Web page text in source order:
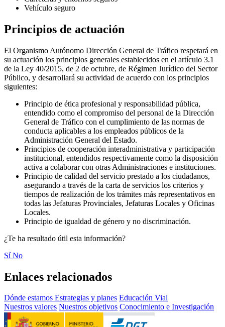
Vehículo seguro
Principios de actuación
El Organismo Autónomo Dirección General de Tráfico respetará en
su actuación los principios generales establecidos en el artículo 3.1
de la Ley 40/2015, de 2 de octubre, de Régimen Jurídico del Sector
Público, y desarrollará su actividad de acuerdo con los principios
siguientes:
Principio de ética profesional y responsabilidad pública,
entendido como el compromiso del personal de la Dirección
General de Tráfico con el cumplimiento de las normas de
conducta aplicables a los empleados públicos de la
Administración General del Estado.
Principios de cooperación interadministrativa y participación
institucional, entendidos respectivamente como la disposición
activa a colaborar con otras Administraciones e instituciones.
Principio de calidad del servicio prestado a los ciudadanos,
asegurando a través de la carta de servicios los criterios y
tiempos de realización de los trámites más representativos en
todas las Jefaturas Provinciales, Jefaturas Locales y Oficinas
Locales.
Principio de igualdad de género y no discriminación.
¿Te ha resultado útil esta información?
SíNo
Enlaces relacionados
Dónde estamos Estrategias y planes Educación Vial
Nuestros valores Nuestros objetivos Conocimiento e Investigación